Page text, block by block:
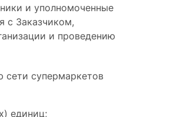
и уполномоченные
с Заказчиком,
и проведению
сети супермаркетов
единиц;